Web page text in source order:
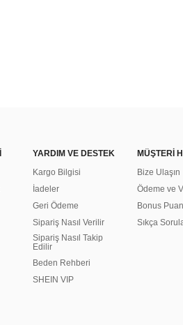
YARDIM VE DESTEK
Kargo Bilgisi
İadeler
Geri Ödeme
Sipariş Nasıl Verilir
Sipariş Nasıl Takip
Edilir
Beden Rehberi
SHEIN VIP
MÜŞTERİ
Bize Ulaşın
Ödeme ve
Bonus Puan
Sıkça